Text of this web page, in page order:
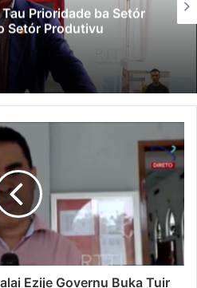
Prioridade ba Setór
Setór Produtivu
Ezije Governu Buka Tuir